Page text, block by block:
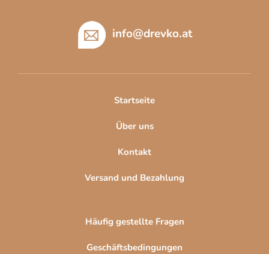
info@drevko.at
Startseite
Über uns
Kontakt
Versand und Bezahlung
Häufig gestellte Fragen
Geschäftsbedingungen